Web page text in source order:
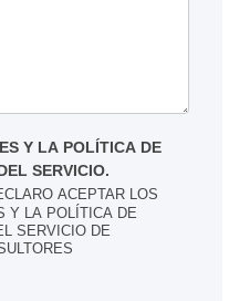
Y LA POLÍTICA DE
SERVICIO.
ACEPTAR LOS
Y LA POLÍTICA DE
SERVICIO DE